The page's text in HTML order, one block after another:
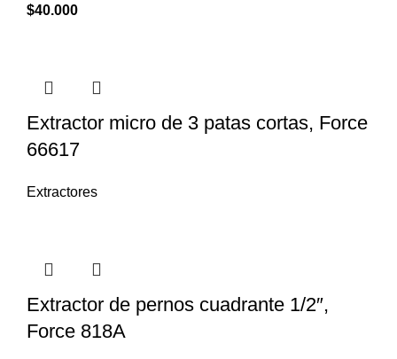
$40.000
Extractor micro de 3 patas cortas, Force
66617
Extractores
Extractor de pernos cuadrante 1/2″,
Force 818A